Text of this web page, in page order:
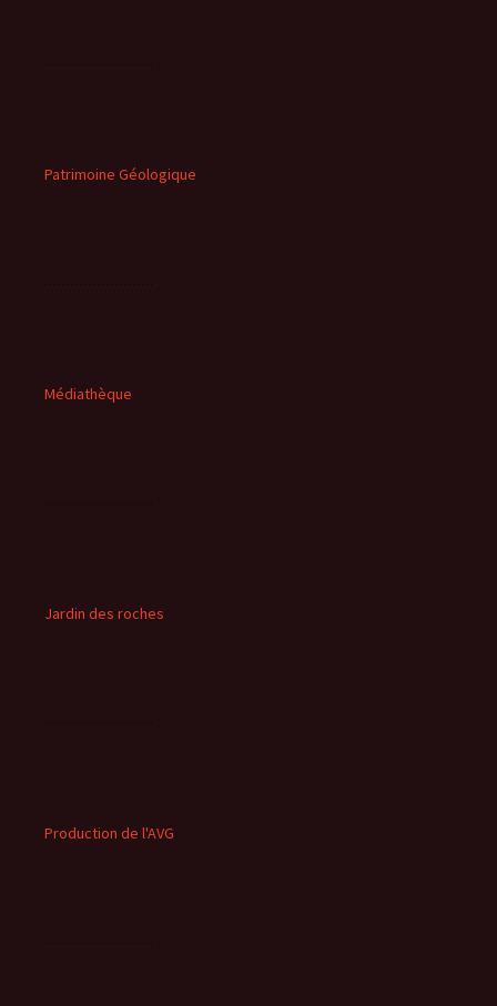
Patrimoine Géologique
Médiathèque
Jardin des roches
Production de l'AVG